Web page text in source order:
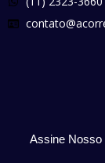
Assine Nosso